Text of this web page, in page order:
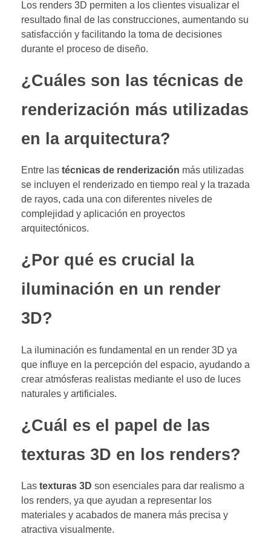
Los renders 3D permiten a los clientes visualizar el
resultado final de las construcciones, aumentando su
satisfacción y facilitando la toma de decisiones
durante el proceso de diseño.
¿Cuáles son las técnicas de
renderización más utilizadas
en la arquitectura?
Entre las técnicas de renderización más utilizadas
se incluyen el renderizado en tiempo real y la trazada
de rayos, cada una con diferentes niveles de
complejidad y aplicación en proyectos
arquitectónicos.
¿Por qué es crucial la
iluminación en un render
3D?
La iluminación es fundamental en un render 3D ya
que influye en la percepción del espacio, ayudando a
crear atmósferas realistas mediante el uso de luces
naturales y artificiales.
¿Cuál es el papel de las
texturas 3D en los renders?
Las texturas 3D son esenciales para dar realismo a
los renders, ya que ayudan a representar los
materiales y acabados de manera más precisa y
atractiva visualmente.